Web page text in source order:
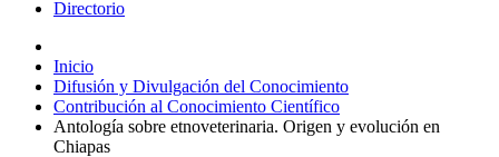
Directorio
Inicio
Difusión y Divulgación del Conocimiento
Contribución al Conocimiento Científico
Antología sobre etnoveterinaria. Origen y evolución en
Chiapas